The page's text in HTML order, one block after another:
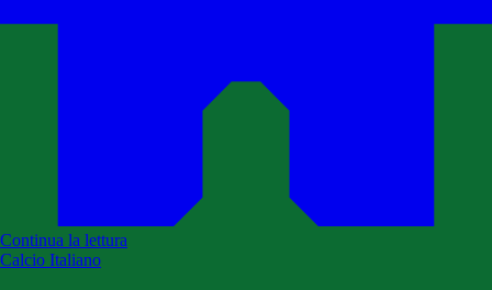
Continua la lettura
Calcio Italiano